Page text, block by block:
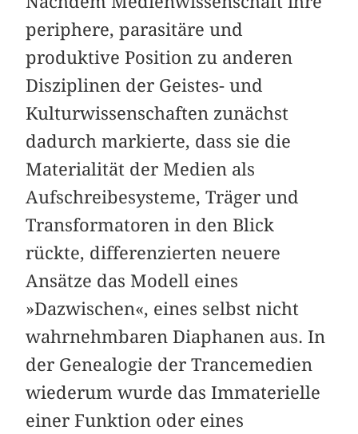
periphere, parasitäre und
produktive Position zu anderen
Disziplinen der Geistes- und
Kulturwissenschaften zunächst
dadurch markierte, dass sie die
Materialität der Medien als
Aufschreibesysteme, Träger und
Transformatoren in den Blick
rückte, differenzierten neuere
Ansätze das Modell eines
»Dazwischen«, eines selbst nicht
wahrnehmbaren Diaphanen aus. In
der Genealogie der Trancemedien
wiederum wurde das Immaterielle
einer Funktion oder eines